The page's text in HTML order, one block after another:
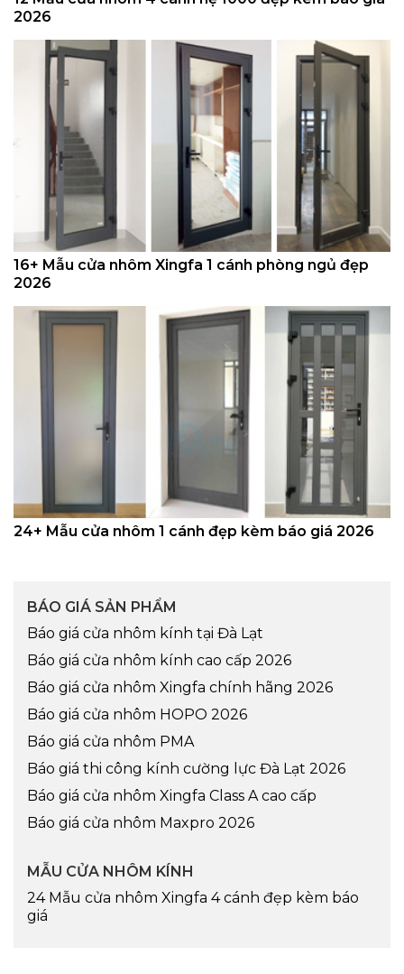
2026
16+ Mẫu cửa nhôm Xingfa 1 cánh phòng ngủ đẹp
2026
24+ Mẫu cửa nhôm 1 cánh đẹp kèm báo giá 2026
BÁO GIÁ SẢN PHẨM
Báo giá cửa nhôm kính tại Đà Lạt
Báo giá cửa nhôm kính cao cấp 2026
Báo giá cửa nhôm Xingfa chính hãng 2026
Báo giá cửa nhôm HOPO 2026
Báo giá cửa nhôm PMA
Báo giá thi công kính cường lực Đà Lạt 2026
Báo giá cửa nhôm Xingfa Class A cao cấp
Báo giá cửa nhôm Maxpro 2026
MẪU CỬA NHÔM KÍNH
24 Mẫu cửa nhôm Xingfa 4 cánh đẹp kèm báo
giá